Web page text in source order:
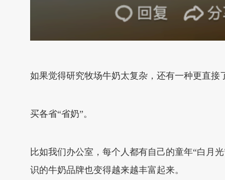
如果觉得研究牧场牛奶太复杂，还有一种更直
买各省“省奶”。
比如我们办公室，每个人都有自己的童年“白月
识的牛奶品牌也变得越来越丰富起来。